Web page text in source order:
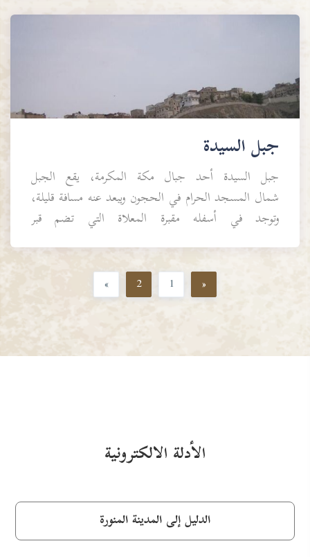
جبل السيدة
جبل السيدة أحد جبال مكة المكرمة، يقع الجبل
شمال المسجد الحرام في الحجون ويبعد عنه مسافة قليلة،
وتوجد في أسفله مقبرة المعلاة التي تضم قبر
«
1
2
»
الأدلة الالكترونية
الدليل إلى المدينة المنورة